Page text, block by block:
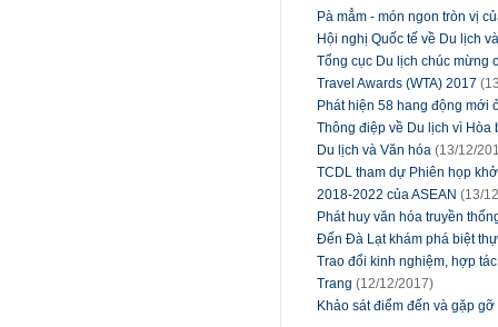
Pà mẳm - món ngon tròn vị
Hội nghị Quốc tế về Du lịch
Tổng cục Du lịch chúc mừng
Travel Awards (WTA) 2017
Phát hiện 58 hang động mới
Thông điệp về Du lịch vì Hòa
Du lịch và Văn hóa (13/12/
TCDL tham dự Phiên họp
2018-2022 của ASEAN (13/
Phát huy văn hóa truyền
Đến Đà Lạt khám phá biệt
Trao đổi kinh nghiệm, hợp
Trang (12/12/2017)
Khảo sát điểm đến và gặp